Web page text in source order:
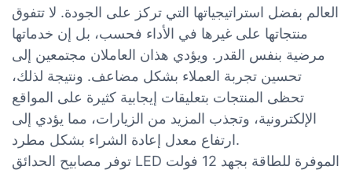
العالم بفضل استراتيجياتها التي تركز على الجودة. لا تتفوق
منتجاتها على غيرها في الأداء فحسب، بل إن خدماتها
مرضية بنفس القدر. ويؤدي هذان العاملان مجتمعين إلى
تحسين تجربة العملاء بشكل مضاعف. ونتيجة لذلك،
تحظى المنتجات بتعليقات إيجابية كثيرة على المواقع
الإلكترونية، وتجذب المزيد من الزيارات، مما يؤدي إلى
ارتفاع معدل إعادة الشراء بشكل مطرد.
توفر مصابيح الحدائق LED الموفرة للطاقة بجهد 12 فولت